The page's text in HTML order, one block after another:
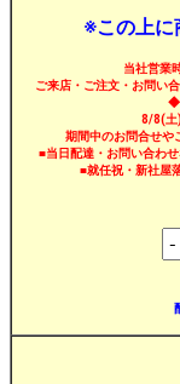
※この上に
当社営業
ご来店・ご注文・お問い
8/8(土
期間中のお問合せや
■当日配達・お問い合わ
■就任祝・新社屋